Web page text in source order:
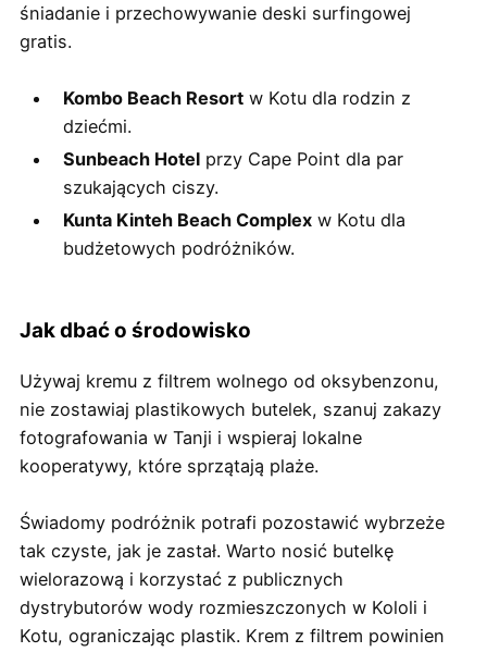
śniadanie i przechowywanie deski surfingowej
gratis.
Kombo Beach Resortw Kotu dla rodzin z
dziećmi.
Sunbeach Hotelprzy Cape Point dla par
szukających ciszy.
Kunta Kinteh Beach Complexw Kotu dla
budżetowych podróżników.
Jak dbać o środowisko
Używaj kremu z filtrem wolnego od oksybenzonu,
nie zostawiaj plastikowych butelek, szanuj zakazy
fotografowania w Tanji i wspieraj lokalne
kooperatywy, które sprzątają plaże.
Świadomy podróżnik potrafi pozostawić wybrzeże
tak czyste, jak je zastał. Warto nosić butelkę
wielorazową i korzystać z publicznych
dystrybutorów wody rozmieszczonych w Kololi i
Kotu, ograniczając plastik. Krem z filtrem powinien